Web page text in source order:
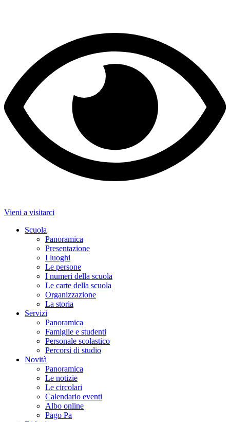
Vieni a visitarci
Scuola
Panoramica
Presentazione
I luoghi
Le persone
I numeri della scuola
Le carte della scuola
Organizzazione
La storia
Servizi
Panoramica
Famiglie e studenti
Personale scolastico
Percorsi di studio
Novità
Panoramica
Le notizie
Le circolari
Calendario eventi
Albo online
Pago Pa